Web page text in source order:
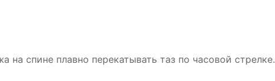
на спине плавно перекатывать таз по часовой стрелке.